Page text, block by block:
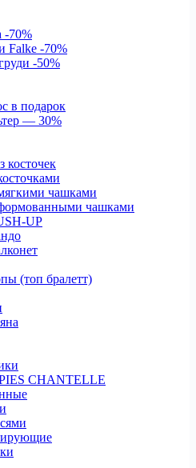
-70%
Falke -70%
-50%
в подарок
— 30%
косточек
чашками
чашками
UP
(топ бралетт)
CHANTELLE